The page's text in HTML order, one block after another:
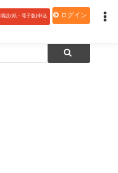
購読(紙・電子版)申込 ログイン